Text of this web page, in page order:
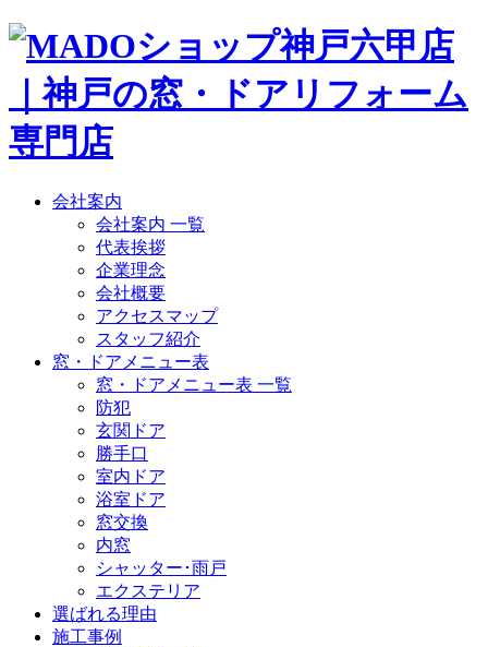
会社案内
会社案内 一覧
代表挨拶
企業理念
会社概要
アクセスマップ
スタッフ紹介
窓・ドアメニュー表
窓・ドアメニュー表 一覧
防犯
玄関ドア
勝手口
室内ドア
浴室ドア
窓交換
内窓
シャッター･雨戸
エクステリア
選ばれる理由
施工事例